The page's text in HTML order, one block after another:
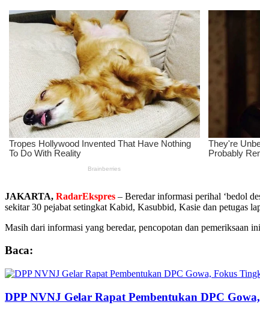
JAKARTA, RadarEkspres – Beredar informasi perihal ‘bedol
sekitar 30 pejabat setingkat Kabid, Kasubbid, Kasie dan petugas
Masih dari informasi yang beredar, pencopotan dan pemeriksaan
Baca:
DPP NVNJ Gelar Rapat Pembentukan DPC